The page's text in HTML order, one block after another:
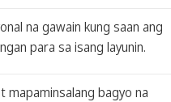
na gawain kung saan ang
para sa isang layunin.
mapaminsalang bagyo na